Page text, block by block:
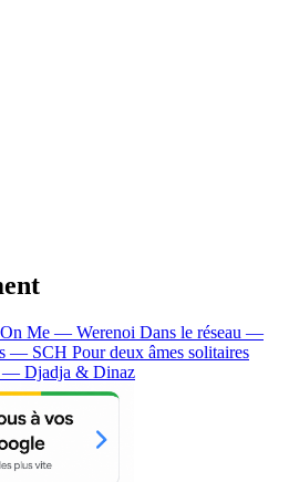
Me — Werenoi Dans le réseau —
— SCH Pour deux âmes solitaires
— Djadja & Dinaz